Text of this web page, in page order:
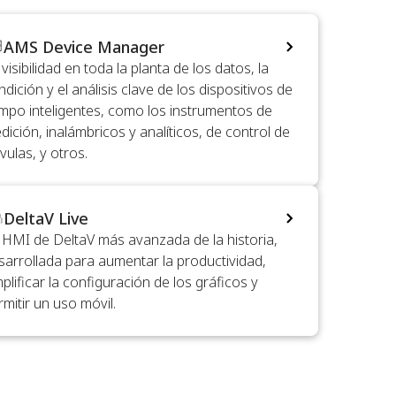
AMS Device Manager
en toda la planta de los datos, la
y el análisis clave de los dispositivos de
inteligentes, como los instrumentos de
inalámbricos y analíticos, de control de
y otros.
DeltaV Live
de DeltaV más avanzada de la historia,
para aumentar la productividad,
la configuración de los gráficos y
un uso móvil.